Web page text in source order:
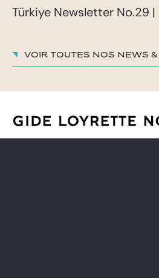
Türkiye Newsletter No.29
Voir toutes nos News